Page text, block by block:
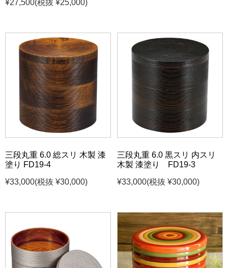
¥27,500(税抜 ¥25,000)
三段丸重 6.0 総スリ 木製 漆
塗り FD19-4
¥33,000(税抜 ¥30,000)
三段丸重 6.0 黒スリ 内スリ
木製 漆塗り FD19-3
¥33,000(税抜 ¥30,000)